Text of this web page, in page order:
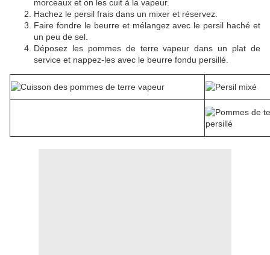
morceaux et on les cuit à la vapeur.
Hachez le persil frais dans un mixer et réservez.
Faire fondre le beurre et mélangez avec le persil haché et
un peu de sel.
Déposez les pommes de terre vapeur dans un plat de
service et nappez-les avec le beurre fondu persillé.